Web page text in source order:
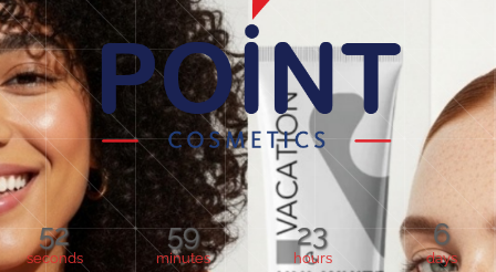
6
days
23
hours
59
minutes
52
seconds